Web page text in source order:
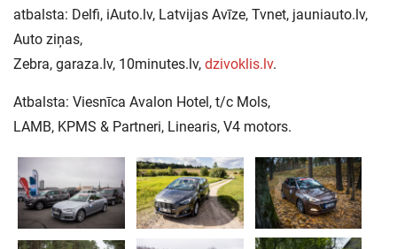
atbalsta: Delfi, iAuto.lv, Latvijas Avīze, Tvnet, jauniauto.lv,
Auto ziņas,
Zebra, garaza.lv, 10minutes.lv, dzivoklis.lv.
Atbalsta: Viesnīca Avalon Hotel, t/c Mols,
LAMB, KPMS & Partneri, Linearis, V4 motors.